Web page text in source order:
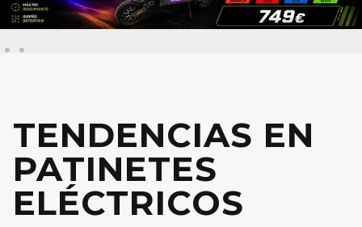
TENDENCIAS EN
PATINETES
ELÉCTRICOS